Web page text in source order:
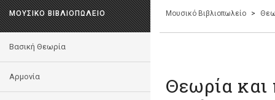
ΜΟΥΣΙΚΟ ΒΙΒΛΙΟΠΩΛΕΙΟ
Βασική Θεωρία
Αρμονία
Μουσικό Βιβλιοπωλείο >
Θεωρία και